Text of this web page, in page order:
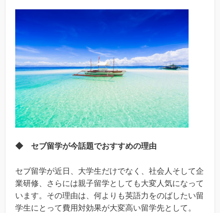
◆ セブ留学が今話題でおすすめの理由
セブ留学が近日、大学生だけでなく、社会人そして企
業研修、さらには親子留学としても大変人気になって
います。その理由は、何よりも英語力をのばしたい留
学生にとって費用対効果が大変高い留学先として。